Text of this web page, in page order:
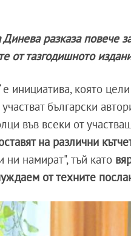
разказа повече
от тазгодишното
инициатива, която
български
във всеки от
на различни
ни намират", тъй като
от техните